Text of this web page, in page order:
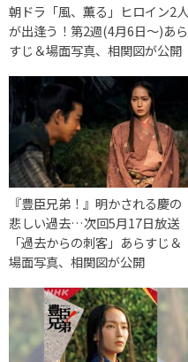
朝ドラ「風、薫る」ヒロイン2人
が出逢う！第2週(4月6日〜)あら
すじ＆場面写真、相関図が公開
『豊臣兄弟！』明かされる慶の
悲しい過去…次回5月17日放送
「過去からの刺客」あらすじ＆
場面写真、相関図が公開